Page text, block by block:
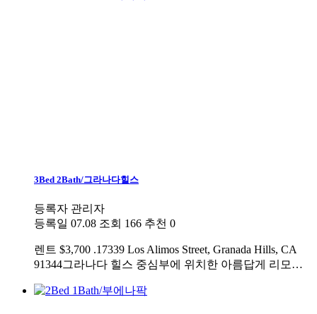
3Bed 2Bath/그라나다힐스
등록자 관리자
등록일 07.08 조회 166 추천 0
렌트 $3,700 .17339 Los Alimos Street, Granada Hills, CA
91344그라나다 힐스 중심부에 위치한 아름답게 리모…